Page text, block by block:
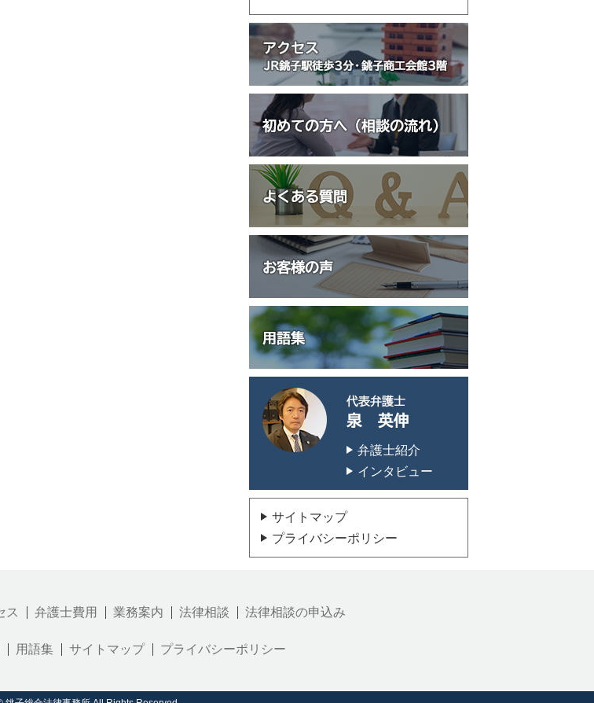
弁護士紹介
インタビュー
サイトマップ
プライバシーポリシー
ス 弁護士費用 業務案内 法律相談 法律相談の申込み
用語集 サイトマップ プライバシーポリシー